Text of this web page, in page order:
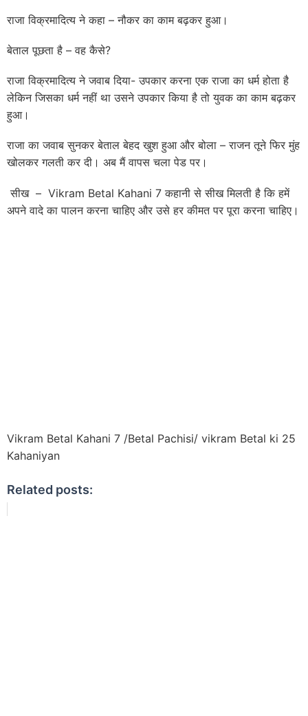
राजा विक्रमादित्य ने कहा – नौकर का काम बढ़कर हुआ।
बेताल पूछता है – वह कैसे?
राजा विक्रमादित्य ने जवाब दिया- उपकार करना एक राजा का धर्म होता है
लेकिन जिसका धर्म नहीं था उसने उपकार किया है तो युवक का काम बढ़कर
हुआ।
राजा का जवाब सुनकर बेताल बेहद खुश हुआ और बोला – राजन तूने फिर मुंह
खोलकर गलती कर दी। अब मैं वापस चला पेड पर।
सीख – Vikram Betal Kahani 7 कहानी से सीख मिलती है कि हमें
अपने वादे का पालन करना चाहिए और उसे हर कीमत पर पूरा करना चाहिए।
Vikram Betal Kahani 7 /Betal Pachisi/ vikram Betal ki 25
Kahaniyan
Related posts: